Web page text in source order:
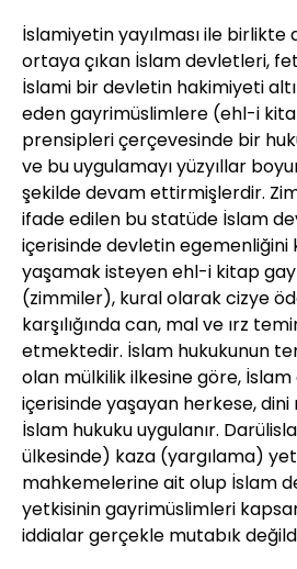
İslamiyetin yayılması ile birlikte
ortaya çıkan İslam devletleri,
İslami bir devletin hakimiyeti
eden gayrimüslimlere (ehl-i
prensipleri çerçevesinde bir
ve bu uygulamayı yüzyıllar
şekilde devam ettirmişlerdir.
ifade edilen bu statüde İslam
içerisinde devletin egemenliğini
yaşamak isteyen ehl-i kitap
(zimmiler), kural olarak cizye
karşılığında can, mal ve ırz
etmektedir. İslam hukukunun
olan mülkilik ilkesine göre, İslam
içerisinde yaşayan herkese, dini
İslam hukuku uygulanır.
ülkesinde) kaza (yargılama)
mahkemelerine ait olup İslam
yetkisinin gayrimüslimleri
iddialar gerçekle mutabık